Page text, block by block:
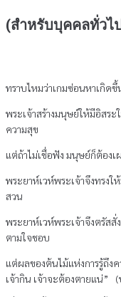
(สำหรับบุคคลทั่วไ
ทราบไหมว่าเกมซ่อนหาเกิด
พระเจ้าสร้างมนุษย์ให้มีอิสร
ความสุข
แต่ถ้าไม่เชื่อฟัง มนุษย์ก็ต้อง
พระยาห์เวห์พระเจ้าจึงทรง
สวน
พระยาห์เวห์พระเจ้าจึงตรัส
ตามใจชอบ
แต่ผลของต้นไม้แห่งการรู้ถึง
เจ้ากิน เจ้าจะต้องตายแน่”